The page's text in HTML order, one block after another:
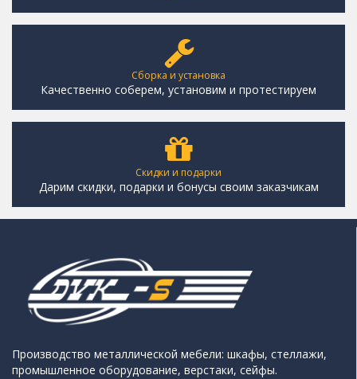
Сборка и установка
Качественно соберем, установим и протестируем
Скидки и подарки
Дарим скидки, подарки и бонусы своим заказчикам
Производство металлической мебели: шкафы, стеллажи,
промышленное оборудование, верстаки, сейфы.